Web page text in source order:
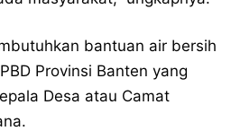
bantuan air bersih
Provinsi Banten yang
Desa atau Camat